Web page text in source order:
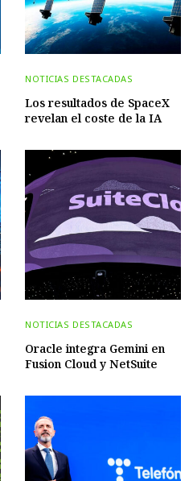
NOTICIAS DESTACADAS
Los resultados de SpaceX
revelan el coste de la IA
NOTICIAS DESTACADAS
Oracle integra Gemini en
Fusion Cloud y NetSuite